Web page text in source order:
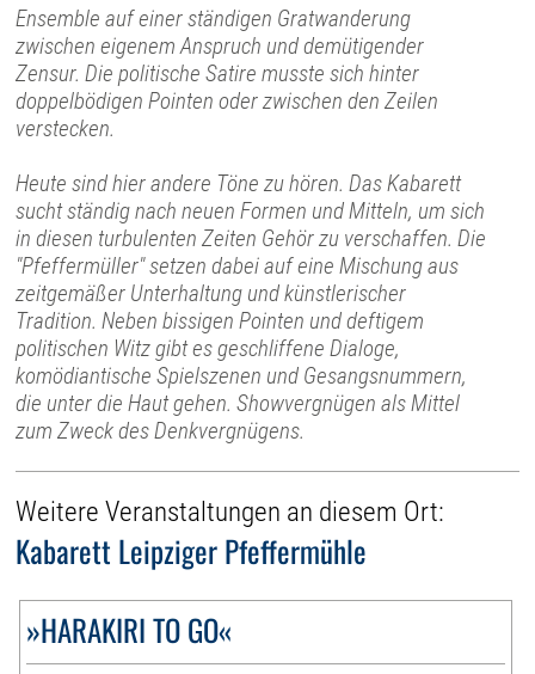
Ensemble auf einer ständigen Gratwanderung
zwischen eigenem Anspruch und demütigender
Zensur. Die politische Satire musste sich hinter
doppelbödigen Pointen oder zwischen den Zeilen
verstecken.
Heute sind hier andere Töne zu hören. Das Kabarett
sucht ständig nach neuen Formen und Mitteln, um sich
in diesen turbulenten Zeiten Gehör zu verschaffen. Die
"Pfeffermüller" setzen dabei auf eine Mischung aus
zeitgemäßer Unterhaltung und künstlerischer
Tradition. Neben bissigen Pointen und deftigem
politischen Witz gibt es geschliffene Dialoge,
komödiantische Spielszenen und Gesangsnummern,
die unter die Haut gehen. Showvergnügen als Mittel
zum Zweck des Denkvergnügens.
Weitere Veranstaltungen an diesem Ort:
Kabarett Leipziger Pfeffermühle
»HARAKIRI TO GO«